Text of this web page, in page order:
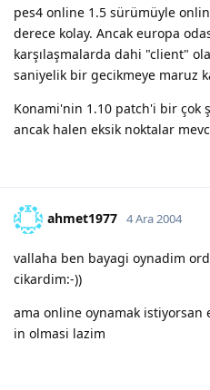
pes4 online 1.5 sürümüyle
derece kolay. Ancak europa
karşılaşmalarda dahi "client"
saniyelik bir gecikmeye maruz
Konami'nin 1.10 patch'i bir çok
ancak halen eksik noktalar
ahmet1977 4 Ara 2004
vallaha ben bayagi oynadim
cikardim:-))
ama online oynamak istiyorsan
in olmasi lazim